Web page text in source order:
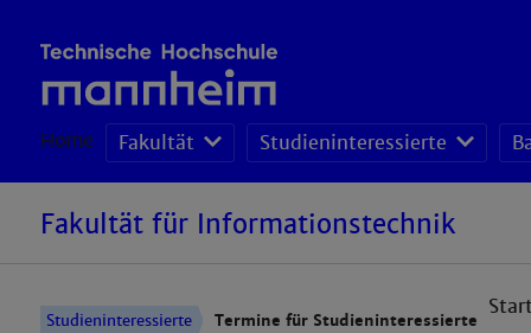
Home Fakultät Studieninteressierte
Fakultät für Informationstechnik
Start
Studieninteressierte Termine für Studieninteressierte